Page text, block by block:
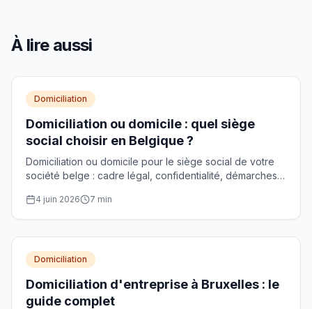
À lire aussi
Domiciliation
Domiciliation ou domicile : quel siège
social choisir en Belgique ?
Domiciliation ou domicile pour le siège social de votre
société belge : cadre légal, confidentialité, démarches
4 juin 2026 7 min
Domiciliation
Domiciliation d'entreprise à Bruxelles : le
guide complet